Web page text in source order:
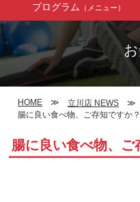
プログラム （メニュー）
HOME 立川店 NEWS
腸に良い食べ物、ご存知ですか？
腸に良い食べ物、ご